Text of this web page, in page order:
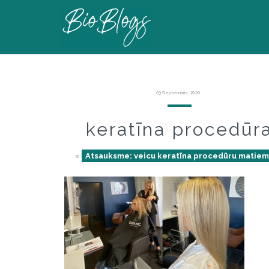
03 Septembris, 2020
keratīna
« Atsauksme: veicu keratīna procedūru matiem